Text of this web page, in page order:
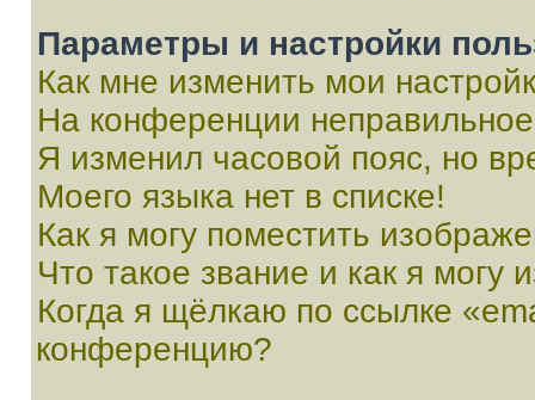
Параметры и настройки
Как мне изменить мои
На конференции
Я изменил часовой пояс, но
Моего языка нет в списке!
Как я могу поместить
Что такое звание и как я могу
Когда я щёлкаю по ссылке
конференцию?